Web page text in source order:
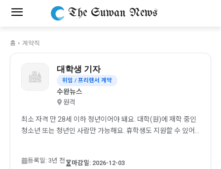
The Suwan News
홈 계약직
대학생 기자
위임 / 프리랜서 계약
수완뉴스
원격
최소 자격 만 28세 이하 청년이어야 돼요. 대학(원)에 재학 중인
청소년 또는 청년인 사람만 가능해요. 휴학생도 지원할 수 있어
람 Adobe Photoshop, Illustrator, Figma 등 편집 프로그램에
등록일: 3년 전 마감일: 2026-12-03